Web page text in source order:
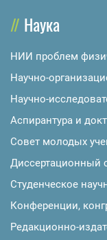
Наука
НИИ проблем
Научно-
Научно-
Аспирантура и
Совет молодых
Диссертационный
Студенческое
Конференции,
Редакционно-